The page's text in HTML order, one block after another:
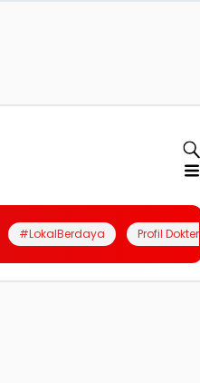
#LokalBerdaya Profil Dokter